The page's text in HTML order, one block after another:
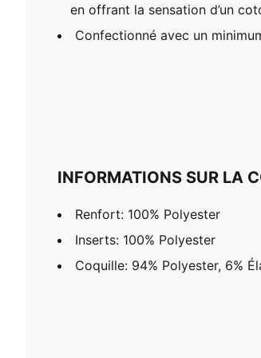
en offrant la sensation d’un
Confectionné avec un
INFORMATIONS SUR LA
Renfort: 100% Polyester
Inserts: 100% Polyester
Coquille: 94% Polyester, 6%